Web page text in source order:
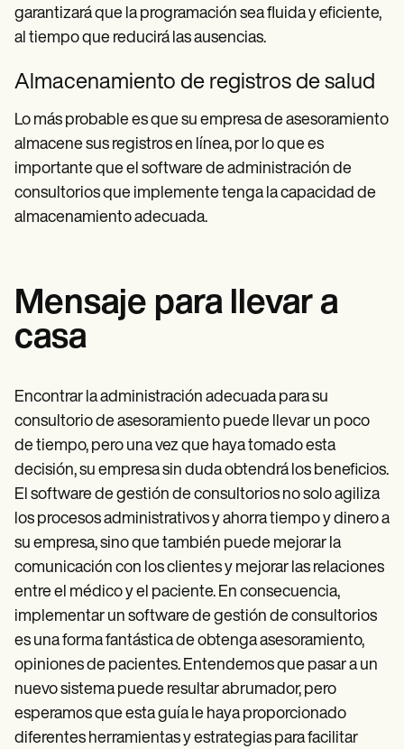
garantizará que la programación sea fluida y eficiente,
al tiempo que reducirá las ausencias.
Almacenamiento de registros de salud
Lo más probable es que su empresa de asesoramiento
almacene sus registros en línea, por lo que es
importante que el software de administración de
consultorios que implemente tenga la capacidad de
almacenamiento adecuada.
Mensaje para llevar a
casa
Encontrar la administración adecuada para su
consultorio de asesoramiento puede llevar un poco
de tiempo, pero una vez que haya tomado esta
decisión, su empresa sin duda obtendrá los beneficios.
El software de gestión de consultorios no solo agiliza
los procesos administrativos y ahorra tiempo y dinero a
su empresa, sino que también puede mejorar la
comunicación con los clientes y mejorar las relaciones
entre el médico y el paciente. En consecuencia,
implementar un software de gestión de consultorios
es una forma fantástica de obtenga asesoramiento,
opiniones de pacientes. Entendemos que pasar a un
nuevo sistema puede resultar abrumador, pero
esperamos que esta guía le haya proporcionado
diferentes herramientas y estrategias para facilitar